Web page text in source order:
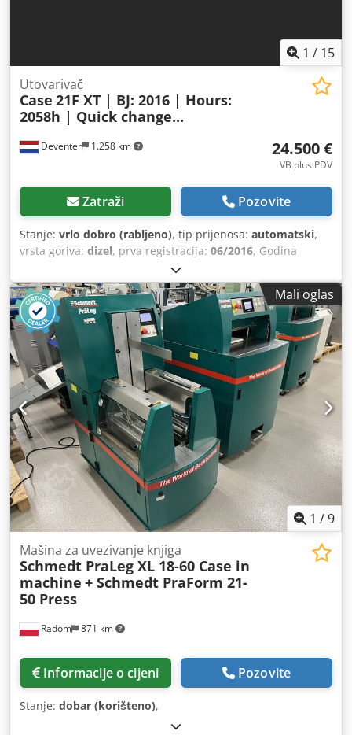
1 / 15
Deventer 1.258 km
Utovarivač
Case 21F XT | BJ: 2016 | Hours:
2058h | Quick change...
24.500 €
VB plus PDV
Zatraži Pozovite
Stanje: vrlo dobro (rabljeno), tip prijenosa: automatski,
vrsta goriva: dizel, prva registracija: 06/2016, Godina
2.058 h
Mali oglas
1 /9
Radom 871 km
Mašina za uvezivanje knjiga
Schmedt PraLeg XL 18-60 Case in
machine + Schmedt PraForm 21-
50 Press
Informacije o cijeni Pozovite
Stanje: dobar (korišteno),